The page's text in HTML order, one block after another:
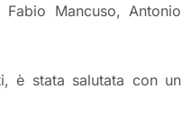
Mancuso, Antonio
è stata salutata con un